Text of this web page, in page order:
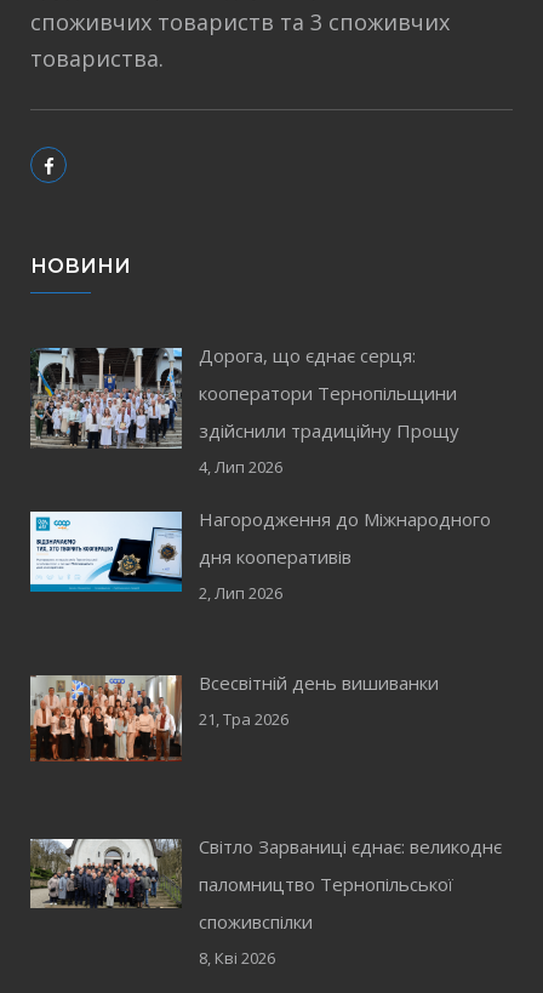
споживчих товариств та 3 споживчих
товариства.
НОВИНИ
Дорога, що єднає серця:
кооператори Тернопільщини
здійснили традиційну Прощу
4, Лип 2026
Нагородження до Міжнародного
дня кооперативів
2, Лип 2026
Всесвітній день вишиванки
21, Тра 2026
Світло Зарваниці єднає: великоднє
паломництво Тернопільської
споживспілки
8, Кві 2026